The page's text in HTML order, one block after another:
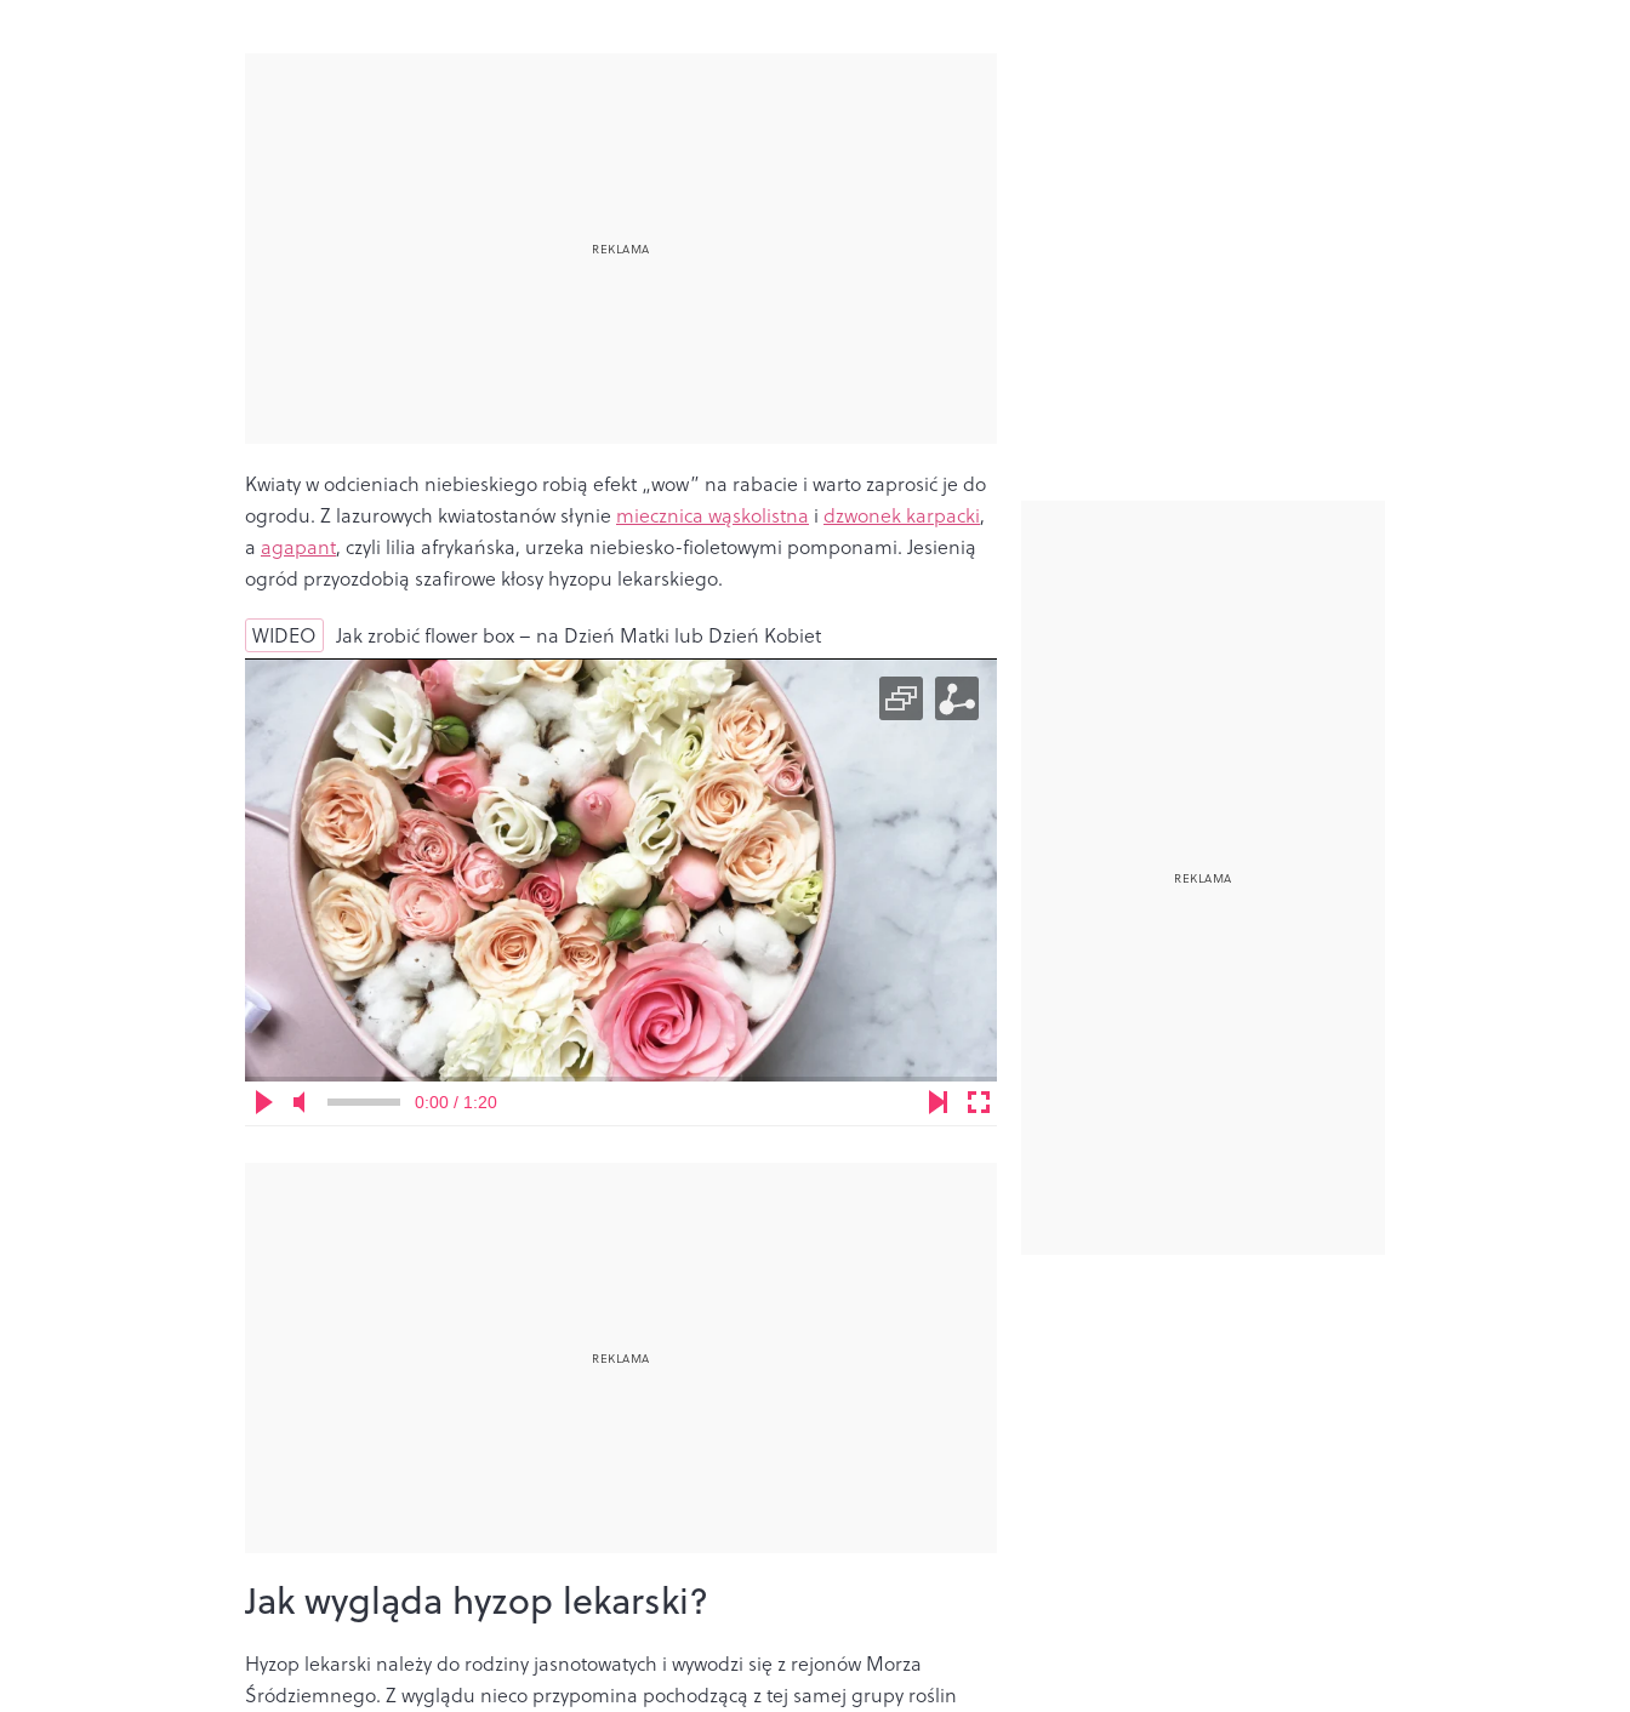
Kwiaty w odcieniach niebieskiego robią efekt „wow” na rabacie i warto zaprosić je do
ogrodu. Z lazurowych kwiatostanów słynie miecznica wąskolistna i dzwonek karpacki,
a agapant, czyli lilia afrykańska, urzeka niebiesko-fioletowymi pomponami. Jesienią
ogród przyozdobią szafirowe kłosy hyzopu lekarskiego.
WIDEO Jak zrobić flower box – na Dzień Matki lub Dzień Kobiet
0:00 / 1:20
Jak wygląda hyzop lekarski?
Hyzop lekarski należy do rodziny jasnotowatych i wywodzi się z rejonów Morza
Śródziemnego. Z wyglądu nieco przypomina pochodzącą z tej samej grupy roślin